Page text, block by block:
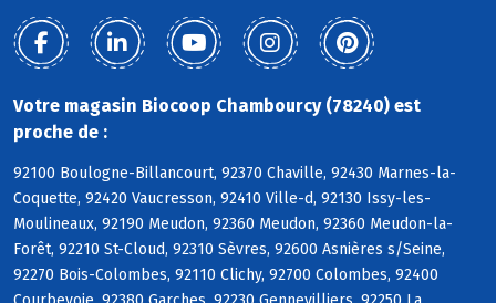
Votre magasin Biocoop Chambourcy (78240) est
proche de :
92100 Boulogne-Billancourt, 92370 Chaville, 92430 Marnes-la-
Coquette, 92420 Vaucresson, 92410 Ville-d, 92130 Issy-les-
Moulineaux, 92190 Meudon, 92360 Meudon, 92360 Meudon-la-
Forêt, 92210 St-Cloud, 92310 Sèvres, 92600 Asnières s/Seine,
92270 Bois-Colombes, 92110 Clichy, 92700 Colombes, 92400